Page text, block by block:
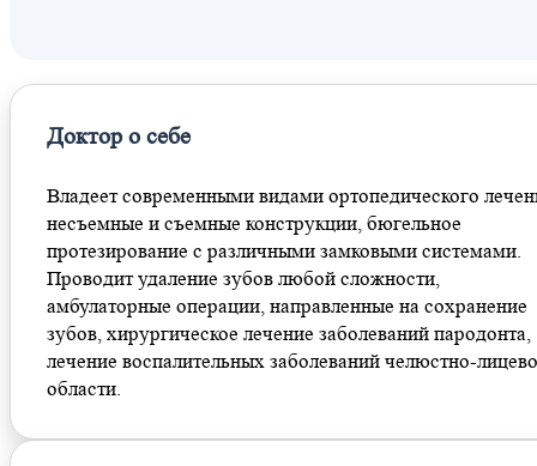
Доктор о себе
Владеет современными видами ортопедического
несъемные и съемные конструкции, бюгельное
протезирование с различными замковыми системами.
Проводит удаление зубов любой сложности,
амбулаторные операции, направленные на сохранение
зубов, хирургическое лечение заболеваний пародонта,
лечение воспалительных заболеваний челюстно-
области.